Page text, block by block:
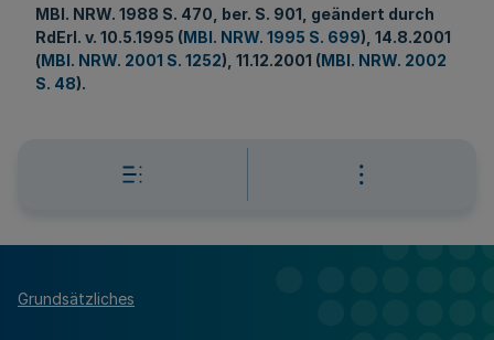
MBl. NRW. 1988 S. 470, ber. S. 901, geändert durch
RdErl. v. 10.5.1995 (MBl. NRW. 1995 S. 699), 14.8.2001
(MBl. NRW. 2001 S. 1252), 11.12.2001 (MBl. NRW. 2002
S. 48).
Grundsätzliches